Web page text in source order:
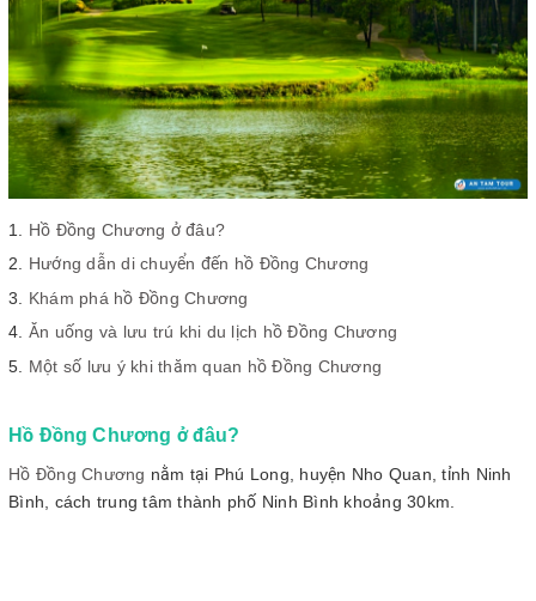
Hồ Đồng Chương ở đâu?
Hướng dẫn di chuyển đến hồ Đồng Chương
Khám phá hồ Đồng Chương
Ăn uống và lưu trú khi du lịch hồ Đồng Chương
Một số lưu ý khi thăm quan hồ Đồng Chương
Hồ Đồng Chương ở đâu?
Hồ Đồng Chương nằm tại Phú Long, huyện Nho Quan, tỉnh Ninh
Bình, cách trung tâm thành phố Ninh Bình khoảng 30km.